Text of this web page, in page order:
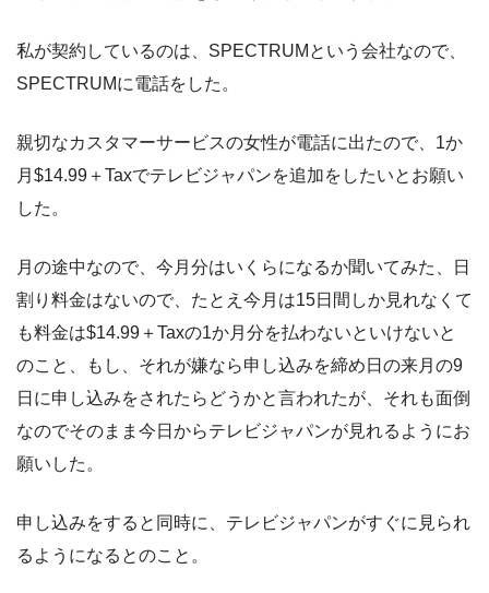
私が契約しているのは、SPECTRUMという会社なので、
SPECTRUMに電話をした。
親切なカスタマーサービスの女性が電話に出たので、1か
月$14.99＋Taxでテレビジャパンを追加をしたいとお願い
した。
月の途中なので、今月分はいくらになるか聞いてみた、日
割り料金はないので、たとえ今月は15日間しか見れなくて
も料金は$14.99＋Taxの1か月分を払わないといけないと
のこと、もし、それが嫌なら申し込みを締め日の来月の9
日に申し込みをされたらどうかと言われたが、それも面倒
なのでそのまま今日からテレビジャパンが見れるようにお
願いした。
申し込みをすると同時に、テレビジャパンがすぐに見られ
るようになるとのこと。